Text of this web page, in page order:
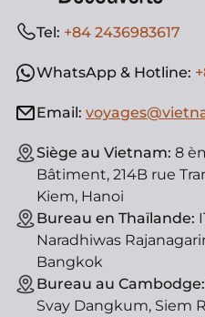
Tel: +84 2436983617
WhatsApp & Hotline:
Email:
Siège au Vietnam: 8
Bâtiment, 214B rue
Kiem, Hanoi
Bureau en Thaïlande:
Naradhiwas
Bangkok
Bureau au Cambodge:
Svay Dangkum, Siem